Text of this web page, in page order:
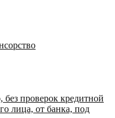
проверок кредитной
лица, от банка, под